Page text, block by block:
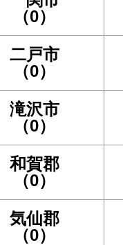
（0）
二戸市
（0）
滝沢市
（0）
和賀郡
（0）
気仙郡
（0）